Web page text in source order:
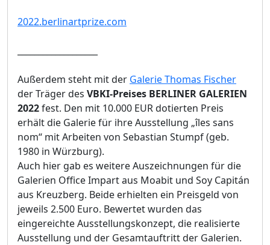
2022.berlinartprize.com
Außerdem steht mit der Galerie Thomas Fischer
der Träger des VBKI-Preises BERLINER GALERIEN
2022fest. Den mit 10.000 EUR dotierten Preis
erhält die Galerie für ihre Ausstellung „îles sans
nom“ mit Arbeiten von Sebastian Stumpf (geb.
1980 in Würzburg).
Auch hier gab es weitere Auszeichnungen für die
Galerien Office Impart aus Moabit und Soy Capitán
aus Kreuzberg. Beide erhielten ein Preisgeld von
jeweils 2.500 Euro. Bewertet wurden das
eingereichte Ausstellungskonzept, die realisierte
Ausstellung und der Gesamtauftritt der Galerien.